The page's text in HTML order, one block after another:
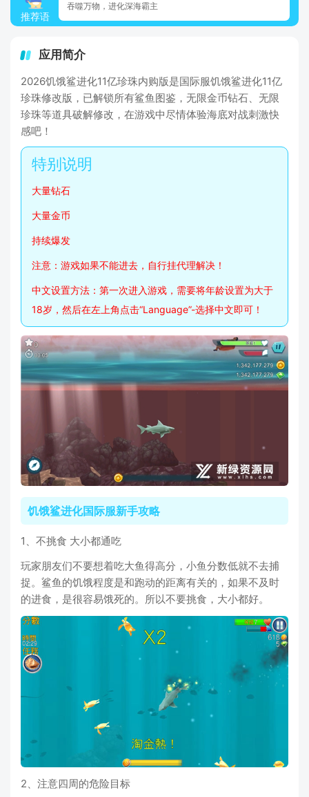
推荐语
吞噬万物，进化深海霸主
应用简介
2026饥饿鲨进化11亿珍珠内购版是国际服饥饿鲨进化11亿
珍珠修改版，已解锁所有鲨鱼图鉴，无限金币钻石、无限
珍珠等道具破解修改，在游戏中尽情体验海底对战刺激快
感吧！
大量钻石
大量金币
持续爆发
注意：游戏如果不能进去，自行挂代理解决！
中文设置方法：第一次进入游戏，需要将年龄设置为大于
18岁，然后在左上角点击“Language”-选择中文即可！
饥饿鲨进化国际服新手攻略
1、不挑食 大小都通吃
玩家朋友们不要想着吃大鱼得高分，小鱼分数低就不去捕
捉。鲨鱼的饥饿程度是和跑动的距离有关的，如果不及时
的进食，是很容易饿死的。所以不要挑食，大小都好。
2、注意四周的危险目标